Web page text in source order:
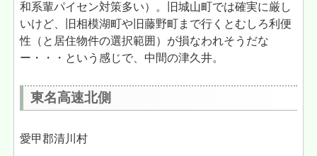
和系輩パイセン対策多い）。旧城山町では確実に厳し
いけど、旧相模湖町や旧藤野町まで行くとむしろ利便
性（と居住物件の選択範囲）が損なわれそうだな
ー・・・という感じで、中間の津久井。
東名高速北側
愛甲郡清川村